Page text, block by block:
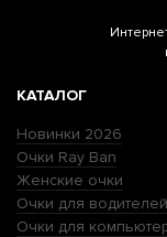
КАТАЛОГ
Новинки 2026
Очки Ray Ban
Женские очки
Очки для водителей
Очки для